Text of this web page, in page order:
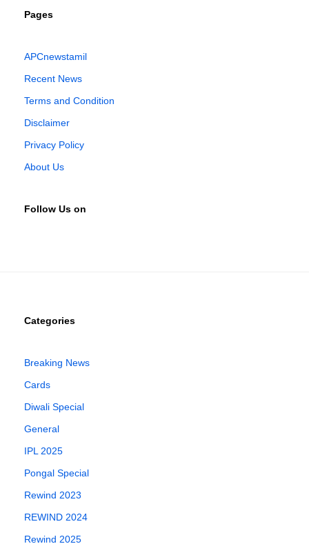
Pages
APCnewstamil
Recent News
Terms and Condition
Disclaimer
Privacy Policy
About Us
Follow Us on
Categories
Breaking News
Cards
Diwali Special
General
IPL 2025
Pongal Special
Rewind 2023
REWIND 2024
Rewind 2025